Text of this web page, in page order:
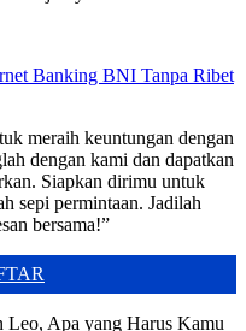
Banking BNI Tanpa Ribet
meraih keuntungan dengan
dengan kami dan dapatkan
Siapkan dirimu untuk
sepi permintaan. Jadilah
bersama!”
Leo, Apa yang Harus Kamu